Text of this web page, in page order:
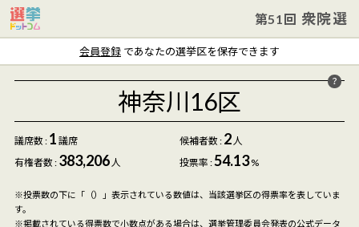
第51回 衆院選
会員登録 であなたの選挙区を保存できます
神奈川16区
議席数 : 1 議席 候補者数: 2人
有権者数 : 383,206人 投票率 :54.13 %
※投票数の下に「（）」表示されている数値は、当該選挙区の得票率を表していま
す。
※掲載されている得票数で小数点がある場合は、選挙管理委員会発表の公式データ